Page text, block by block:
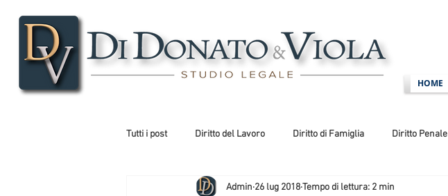
HOME
Tutti i post Diritto del Lavoro Diritto di Famiglia Diritto Penale
Diritto Costituzionale Diritto Amministrativo Diritto Sportivo
Admin 26 lug 2018Tempo di lettura: 2 min